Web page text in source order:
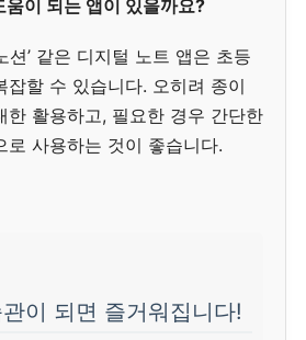
이 되는 앱이 있을까요?
션’ 같은 디지털 노트 앱은 초등
잡할 수 있습니다. 오히려 종이
한 활용하고, 필요한 경우 간단한
로 사용하는 것이 좋습니다.
이 되면 즐거워집니다!